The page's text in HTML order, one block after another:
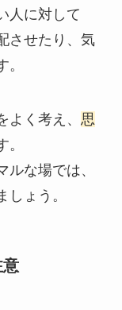
人に対して
させたり、気
く考え、 思
。
な場では、
ょう。
意